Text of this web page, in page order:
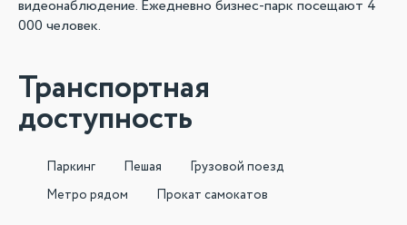
видеонаблюдение. Ежедневно бизнес-парк посещают 4
000 человек.
Транспортная
доступность
Паркинг Пешая
Грузовой поезд
Метро рядом
Прокат самокатов